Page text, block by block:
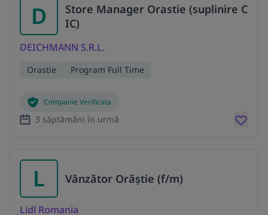
D
Store Manager Orastie (suplinire C
IC)
DEICHMANN S.R.L.
Orastie Program Full Time
Companie Verificata
3 săptămâni în urmă
L Vânzător Orăștie (f/m)
Lidl Romania